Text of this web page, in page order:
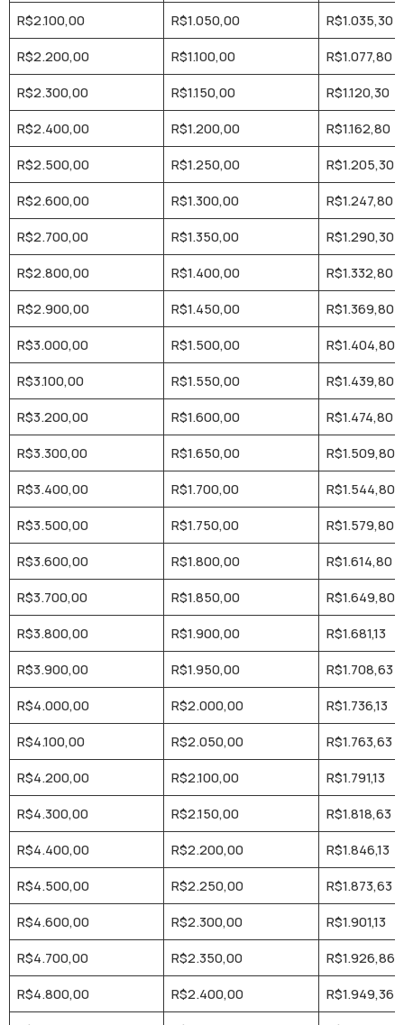
R$2.100,00
R$1.050,00
R$1.035,30
R$2.200,00
R$1.100,00
R$1.077,80
R$2.300,00
R$1.150,00
R$1.120,30
R$2.400,00
R$1.200,00
R$1.162,80
R$2.500,00
R$1.250,00
R$1.205,30
R$2.600,00
R$1.300,00
R$1.247,80
R$2.700,00
R$1.350,00
R$1.290,30
R$2.800,00
R$1.400,00
R$1.332,80
R$2.900,00
R$1.450,00
R$1.369,80
R$3.000,00
R$1.500,00
R$1.404,80
R$3.100,00
R$1.550,00
R$1.439,80
R$3.200,00
R$1.600,00
R$1.474,80
R$3.300,00
R$1.650,00
R$1.509,80
R$3.400,00
R$1.700,00
R$1.544,80
R$3.500,00
R$1.750,00
R$1.579,80
R$3.600,00
R$1.800,00
R$1.614,80
R$3.700,00
R$1.850,00
R$1.649,80
R$3.800,00
R$1.900,00
R$1.681,13
R$3.900,00
R$1.950,00
R$1.708,63
R$4.000,00
R$2.000,00
R$1.736,13
R$4.100,00
R$2.050,00
R$1.763,63
R$4.200,00
R$2.100,00
R$1.791,13
R$4.300,00
R$2.150,00
R$1.818,63
R$4.400,00
R$2.200,00
R$1.846,13
R$4.500,00
R$2.250,00
R$1.873,63
R$4.600,00
R$2.300,00
R$1.901,13
R$4.700,00
R$2.350,00
R$1.926,86
R$4.800,00
R$2.400,00
R$1.949,36